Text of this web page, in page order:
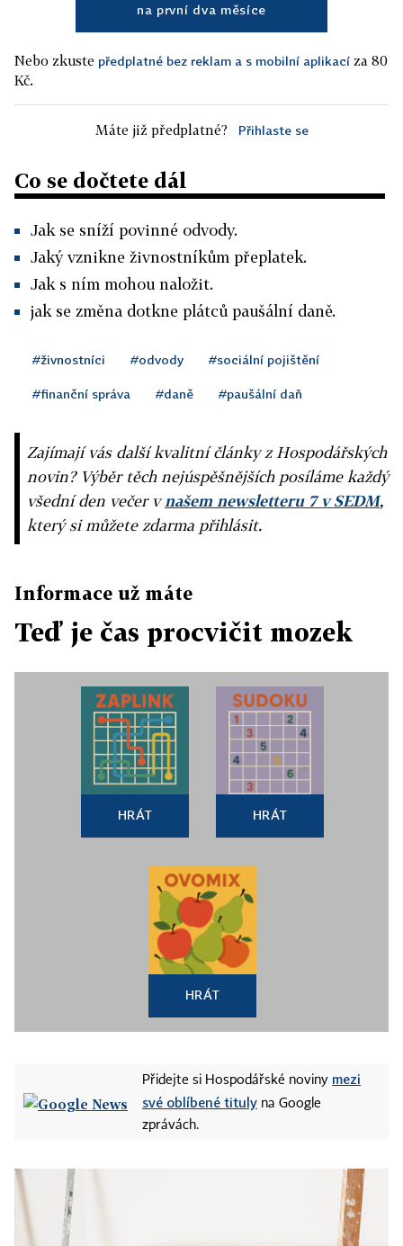
na první dva měsíce
Nebo zkuste předplatné bez reklam a s mobilní aplikací za 80
Kč.
Máte již předplatné? Přihlaste se
Co se dočtete dál
Jak se sníží povinné odvody.
Jaký vznikne živnostníkům přeplatek.
Jak s ním mohou naložit.
jak se změna dotkne plátců paušální daně.
#živnostníci #odvody #sociální pojištění
#finanční správa #daně #paušální daň
Zajímají vás další kvalitní články z Hospodářských
novin? Výběr těch nejúspěšnějších posíláme každý
všední den večer vnašem newsletteru 7 v SEDM,
který si můžete zdarma přihlásit.
Informace už máte
Teď je čas procvičit mozek
HRÁT HRÁT
HRÁT
Přidejte si Hospodářské noviny mezi
své oblíbené tituly na Google
zprávách.